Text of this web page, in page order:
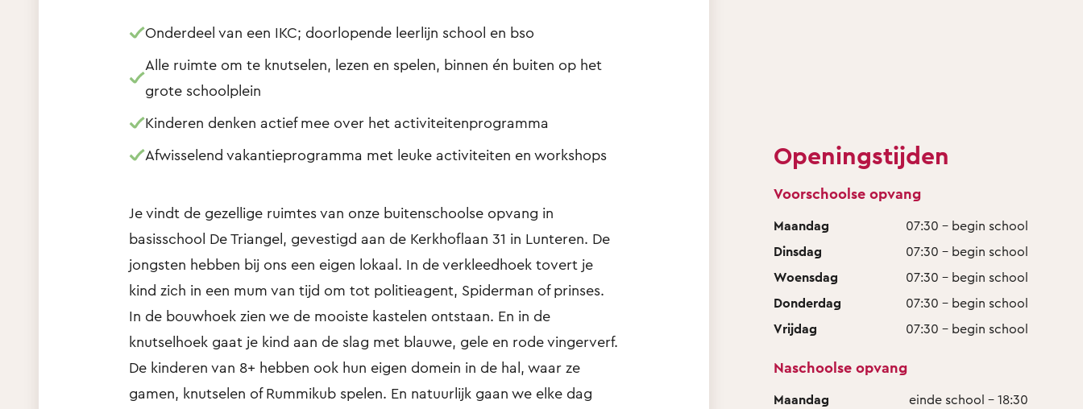
Onderdeel van een IKC; doorlopende leerlijn school en bso
Alle ruimte om te knutselen, lezen en spelen, binnen én buiten op het
grote schoolplein
Kinderen denken actief mee over het activiteitenprogramma
Afwisselend vakantieprogramma met leuke activiteiten en workshops
Je vindt de gezellige ruimtes van onze buitenschoolse opvang in
basisschool De Triangel, gevestigd aan de Kerkhoflaan 31 in Lunteren. De
jongsten hebben bij ons een eigen lokaal. In de verkleedhoek tovert je
kind zich in een mum van tijd om tot politieagent, Spiderman of prinses.
In de bouwhoek zien we de mooiste kastelen ontstaan. En in de
knutselhoek gaat je kind aan de slag met blauwe, gele en rode vingerverf.
De kinderen van 8+ hebben ook hun eigen domein in de hal, waar ze
gamen, knutselen of Rummikub spelen. En natuurlijk gaan we elke dag
Openingstijden
Voorschoolse opvang
Maandag
07:30 - begin school
Dinsdag
07:30 - begin school
Woensdag
07:30 - begin school
Donderdag
07:30 - begin school
Vrijdag
07:30 - begin school
Naschoolse opvang
Maandag
einde school - 18:30